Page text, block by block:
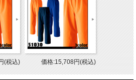
(税込) 価格:15,708円(税込)